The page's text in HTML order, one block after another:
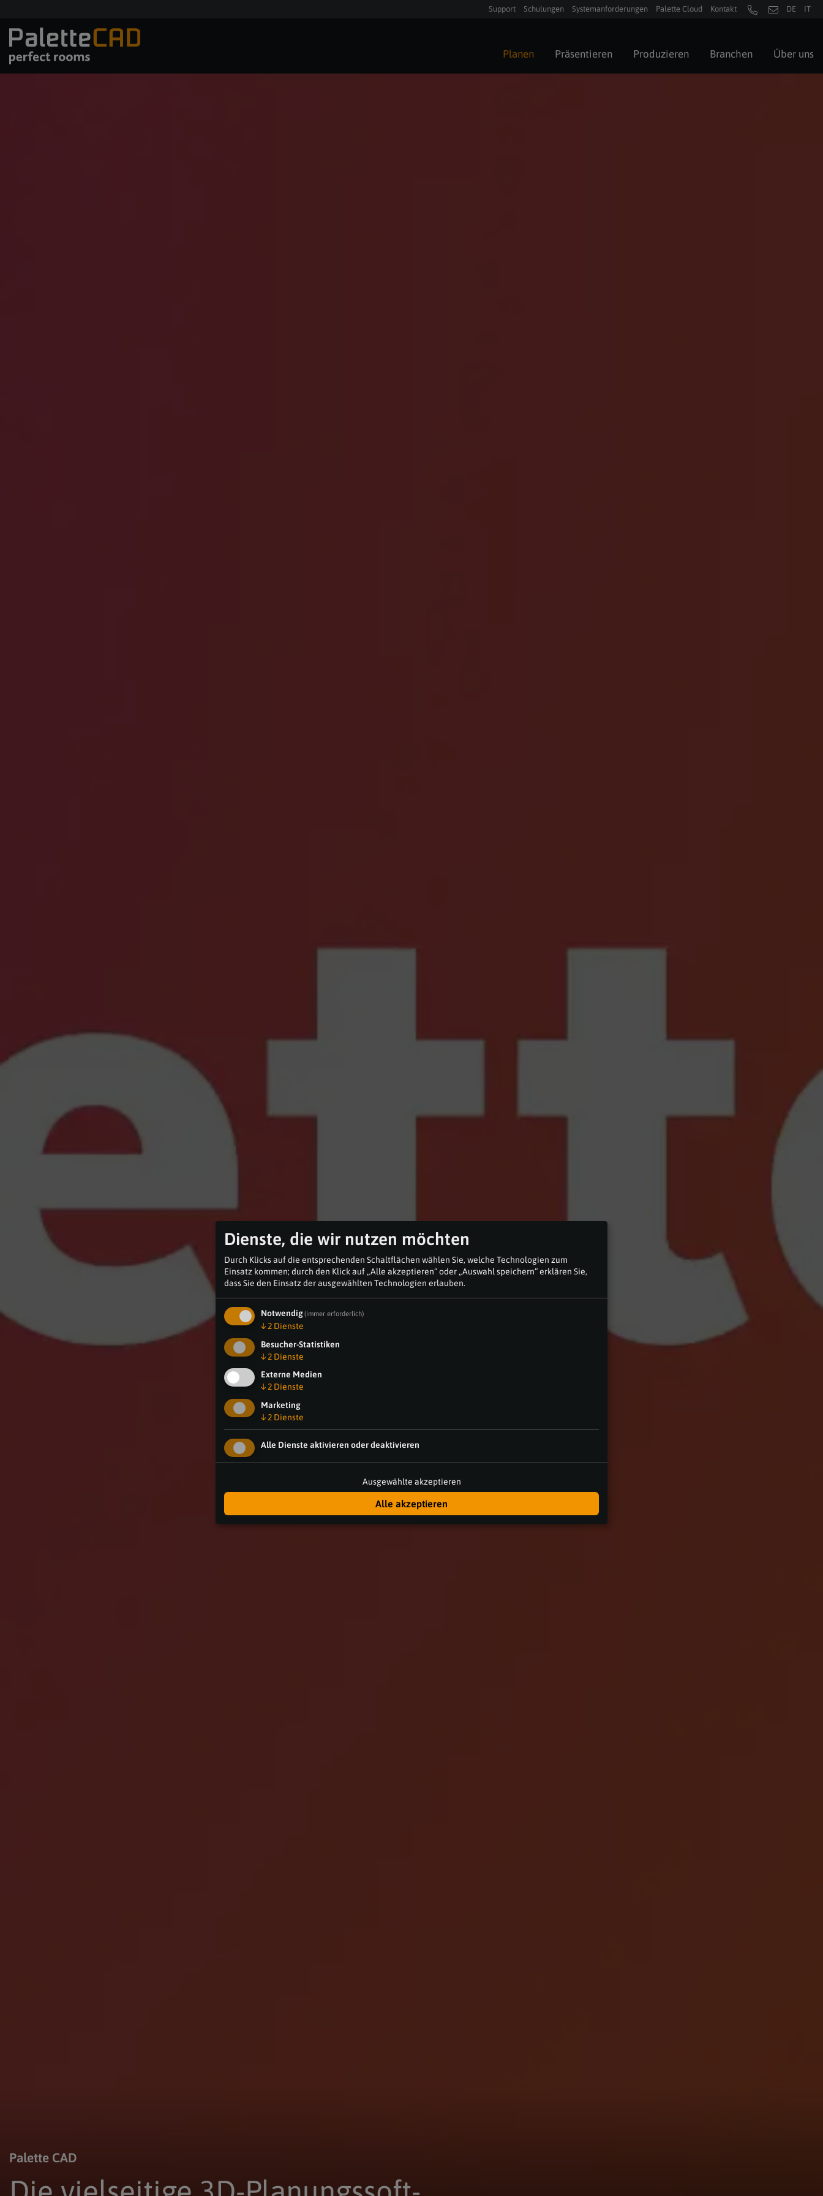
Support Schulungen Systemanforderungen Palette Cloud Kontakt DE IT
Planen Präsentieren Produzieren Branchen Über uns
Palette CAD
Dienste, die wir nutzen möchten
Durch Klicks auf die entsprechenden Schaltflächen wählen Sie, welche Technologien zum
Einsatz kommen; durch den Klick auf „Alle akzeptieren“ oder „Auswahl speichern“ erklären Sie,
dass Sie den Einsatz der ausgewählten Technologien erlauben.
Notwendig(immer erforderlich)
↓ 2 Dienste
Besucher-Statistiken
↓ 2 Dienste
Externe Medien
↓2 Dienste
Marketing
↓ 2 Dienste
Alle Dienste aktivieren oder deaktivieren
Ausgewählte akzeptieren
Alle akzeptieren